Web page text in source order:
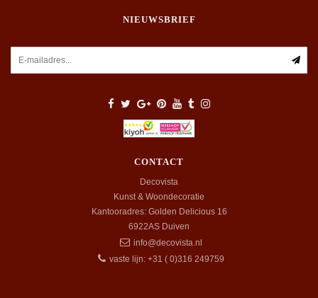
NIEUWSBRIEF
CONTACT
Decovista
Kunst & Woondecoratie
Kantooradres: Golden Delicious 16
6922AS Duiven
info@decovista.nl
vaste lijn: +31 ( 0)316 249759